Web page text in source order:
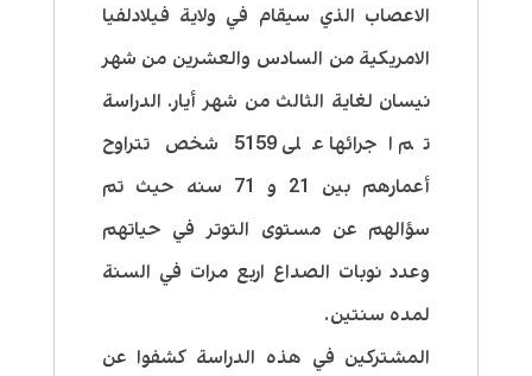
الاعصاب الذي سيقام في ولاية فيلادلفيا
الامريكية من السادس والعشرين من شهر
نيسان لغاية الثالث من شهر أيار. الدراسة
تم اجرائها على 5159 شخص تتراوح
أعمارهم بين 21 و 71 سنه حيث تم
سؤالهم عن مستوى التوتر في حياتهم
وعدد نوبات الصداع اربع مرات في السنة
لمده سنتين.
المشتركين في هذه الدراسة كشفوا عن